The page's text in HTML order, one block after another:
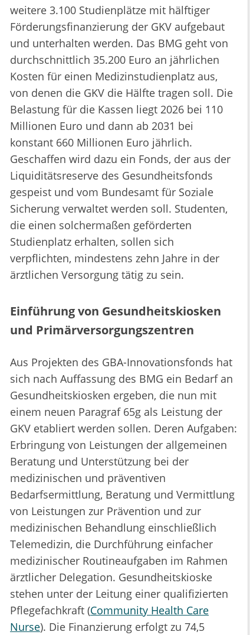
weitere 3.100 Studienplätze mit hälftiger
Förderungsfinanzierung der GKV aufgebaut
und unterhalten werden. Das BMG geht von
durchschnittlich 35.200 Euro an jährlichen
Kosten für einen Medizinstudienplatz aus,
von denen die GKV die Hälfte tragen soll. Die
Belastung für die Kassen liegt 2026 bei 110
Millionen Euro und dann ab 2031 bei
konstant 660 Millionen Euro jährlich.
Geschaffen wird dazu ein Fonds, der aus der
Liquiditätsreserve des Gesundheitsfonds
gespeist und vom Bundesamt für Soziale
Sicherung verwaltet werden soll. Studenten,
die einen solchermaßen geförderten
Studienplatz erhalten, sollen sich
verpflichten, mindestens zehn Jahre in der
ärztlichen Versorgung tätig zu sein.
Einführung von Gesundheitskiosken
und Primärversorgungszentren
Aus Projekten des GBA-Innovationsfonds hat
sich nach Auffassung des BMG ein Bedarf an
Gesundheitskiosken ergeben, die nun mit
einem neuen Paragraf 65g als Leistung der
GKV etabliert werden sollen. Deren Aufgaben:
Erbringung von Leistungen der allgemeinen
Beratung und Unterstützung bei der
medizinischen und präventiven
Bedarfsermittlung, Beratung und Vermittlung
von Leistungen zur Prävention und zur
medizinischen Behandlung einschließlich
Telemedizin, die Durchführung einfacher
medizinischer Routineaufgaben im Rahmen
ärztlicher Delegation. Gesundheitskioske
stehen unter der Leitung einer qualifizierten
Pflegefachkraft (Community Health Care
Nurse). Die Finanzierung erfolgt zu 74,5